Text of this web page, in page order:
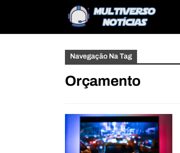
Navegação Na Tag
Orçamento